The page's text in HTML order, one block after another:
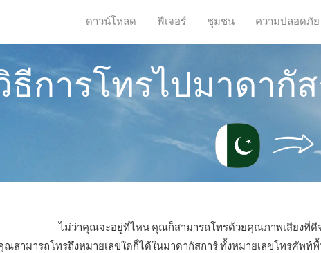
ดาวน์โหลด ฟีเจอร์ ชุมชน ความปลอดภัย
ธีการโทรไปมาดากั
ไม่ว่าคุณจะอยู่ที่ไหน คุณก็สามารถโทรด้วยคุณภาพเสียงที่ดี
ณสามารถโทรถึงหมายเลขใดก็ได้ในมาดากัสการ์ ทั้งหมายเลขโทรศัพท์